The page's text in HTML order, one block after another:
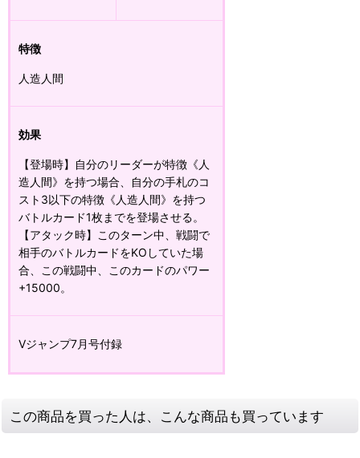
特徴
人造人間
効果
【登場時】自分のリーダーが特徴《人
造人間》を持つ場合、自分の手札のコ
スト3以下の特徴《人造人間》を持つ
バトルカード1枚までを登場させる。
【アタック時】このターン中、戦闘で
相手のバトルカードをKOしていた場
合、この戦闘中、このカードのパワー
+15000。
Vジャンプ7月号付録
この商品を買った人は、こんな商品も買っています